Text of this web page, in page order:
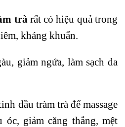
trà rất có hiệu quả trong
kháng khuẩn.
ngứa, làm sạch da
tràm trà để massage
óc, giảm căng thắng, mệt